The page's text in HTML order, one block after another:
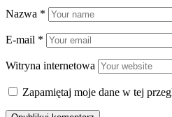
Nazwa *
E-mail *
Witryna internetowa
Zapamiętaj moje dane w tej